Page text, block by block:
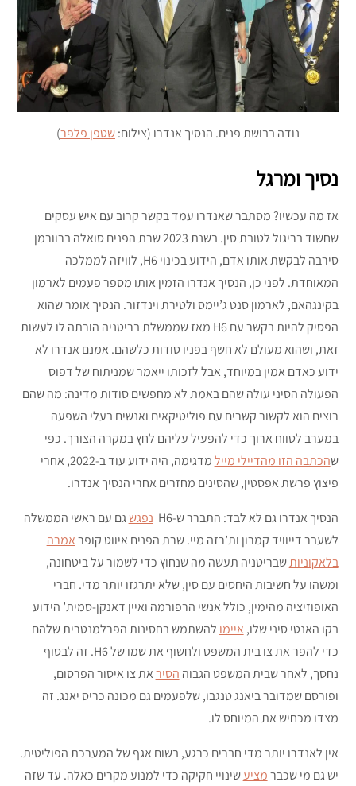
נודה בבושת פנים. הנסיך אנדרו (צילום:שטפן פלפר)
נסיך ומרגל
אז מה עכשיו? מסתבר שאנדרו עמד בקשר קרוב עם איש עסקים
שחשוד בריגול לטובת סין. בשנת 2023 שרת הפנים סואלה ברוורמן
סירבה לבקשת אותו אדם, הידוע בכינוי H6, לוויזה לממלכה
המאוחדת. לפני כן, הנסיך אנדרו הזמין אותו מספר פעמים לארמון
בקינגהאם, לארמון סנט ג’יימס ולטירת וינדזור. הנסיך אומר שהוא
הפסיק להיות בקשר עם H6 מאז שממשלת בריטניה הורתה לו לעשות
זאת, ושהוא מעולם לא חשף בפניו סודות כלשהם. אמנם אנדרו לא
ידוע כאדם אמין במיוחד, אבל לזכותו ייאמר שמניתוח של דפוס
הפעולה הסיני עולה שהם באמת לא מחפשים סודות מדינה: מה שהם
רוצים הוא לקשור קשרים עם פוליטיקאים ואנשים בעלי השפעה
במערב לטווח ארוך כדי להפעיל עליהם לחץ במקרה הצורך. כפי
שהכתבה הזו מהדיילי מייל
מדגימה, היה ידוע עוד ב-2022, אחרי
פיצוץ פרשת אפסטין, שהסינים מחזרים אחרי הנסיך אנדרו.
הנסיך אנדרו גם לא לבד: התברר ש-H6 נפגשגם עם ראשי הממשלה
לשעבר דייוויד קמרון ות’רזה מיי. שרת הפנים איווט קופראמרה
בלאקוניותשבריטניה תעשה מה שנחוץ כדי לשמור על ביטחונה,
ומשהו על חשיבות היחסים עם סין, שלא יתרגזו יותר מדי. חברי
האופוזיציה מהימין, כולל אנשי הרפורמה ואיין דאנקן-סמית’ הידוע
בקו האנטי סיני שלו, איימו להשתמש בחסינות הפרלמנטרית שלהם
כדי להפר את צו בית המשפט ולחשוף את שמו של H6. זה לבסוף
נחסך, לאחר שבית המשפט הגבוה הסיראת צו איסור הפרסום,
ופורסם שמדובר ביאנג טנגבו, שלפעמים גם מכונה כריס יאנג. זה
מצדו מכחיש את המיוחס לו.
אין לאנדרו יותר מדי חברים כרגע, בשום אגף של המערכת הפוליטית.
יש גם מי שכברמציעשינויי חקיקה כדי למנוע מקרים כאלה. עד שזה